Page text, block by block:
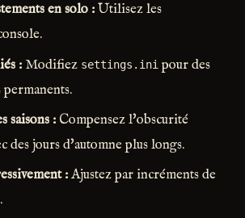
en solo :Utilisez les
: Modifiez settings.ini pour des
permanents.
saisons : Compensez l'obscurité
des jours d'automne plus longs.
:Ajustez par incréments de